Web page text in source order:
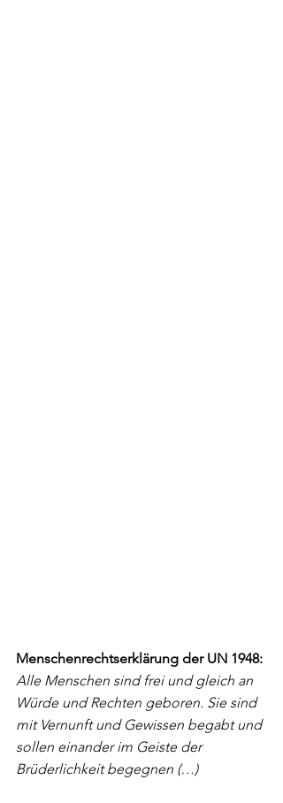
Menschenrechtserklärung der UN 1948:
Alle Menschen sind frei und gleich an
Würde und Rechten geboren. Sie sind
mit Vernunft und Gewissen begabt und
sollen einander im Geiste der
Brüderlichkeit begegnen (…)